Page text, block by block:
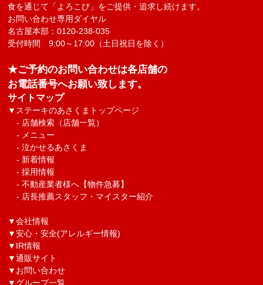
食を通じて「よろこび」をご提供・追求し続けます。
お問い合わせ専用ダイヤル
名古屋本部：0120-238-035
受付時間 9:00～17:00（土日祝日を除く）
★ご予約のお問い合わせは各店舗の
お電話番号へお願い致します。
サイトマップ
▼ ステーキのあさくまトップページ
- 店舗検索（店舗一覧）
- メニュー
-泣かせるあさくま
- 新着情報
-採用情報
-不動産業者様へ【物件急募】
- 店長推薦スタッフ・マイスター紹介
▼会社情報
▼安心・安全(アレルギー情報)
▼ IR情報
▼通販サイト
▼ お問い合わせ
▼グループ一覧